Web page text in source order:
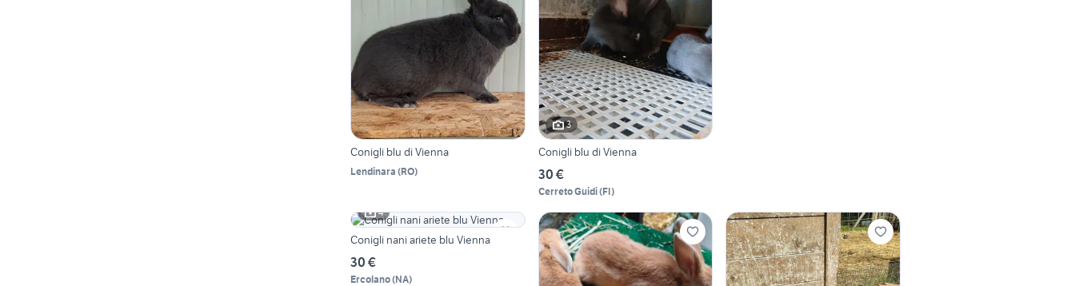
Conigli blu di Vienna
Lendinara (RO)
3
Conigli blu di Vienna
30 €
Cerreto Guidi(FI)
4
Conigli nani ariete blu Vienna
30 €
Ercolano(NA)